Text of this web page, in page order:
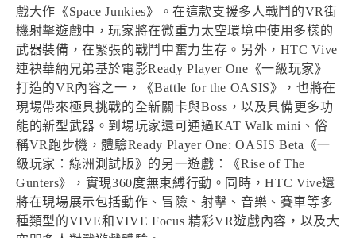
戲大作《Space Junkies》。在這款支援多人戰鬥的VR街
機射擊遊戲中，玩家將在微重力太空環境中使用多樣的
武器裝備，在緊張的戰鬥中奮力生存。另外，HTC Vive
連袂華納兄弟基於電影Ready Player One《一級玩家》
打造的VR內容之一，《Battle for the OASIS》，也將在
現場帶來極具挑戰的全新關卡與Boss，以及具備更多功
能的新型武器。到場玩家還可通過KAT Walk mini、俗
稱VR跑步機，體驗Ready Player One: OASIS Beta《一
級玩家：綠洲測試版》的另一遊戲：《Rise of The
Gunters》，實現360度無束縛行動。同時，HTC Vive還
將在現場展示包括動作、冒險、射擊、音樂、賽車等多
種類型的VIVE和VIVE Focus 精彩VR遊戲內容，以及大